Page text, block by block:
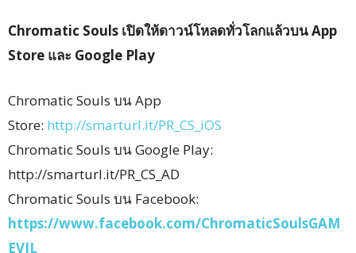
Chromatic Souls เปิดให้ดาวน์โหลดทั่วโลกแล้วบน App
Store และ Google Play
Chromatic Souls บน App
Store: http://smarturl.it/PR_CS_iOS
Chromatic Souls บน Google Play:
http://smarturl.it/PR_CS_AD
Chromatic Souls บน Facebook:
https://www.facebook.com/ChromaticSoulsGAM
EVIL